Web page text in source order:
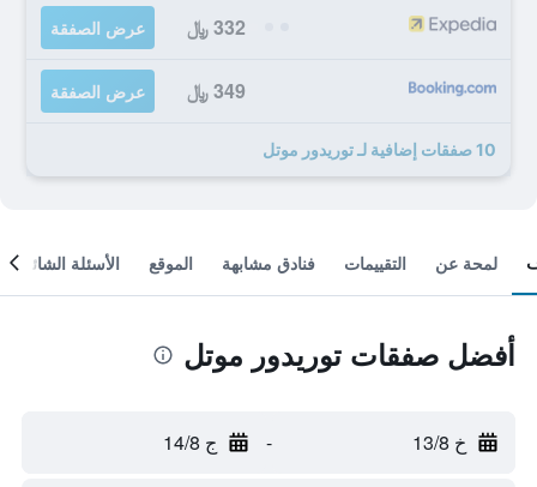
332 ﷼ عرض الصفقة
349 ﷼ عرض الصفقة
10 صفقات إضافية لـ توريدور موتل
لمحة عن التقييمات فنادق مشابهة الموقع الأسئلة الشائعة
أفضل صفقات توريدور موتل
خ 13/8 - ج 14/8